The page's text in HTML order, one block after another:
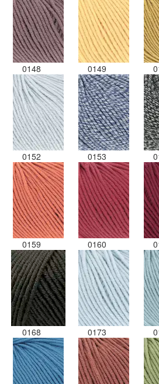
0148 0149
0152 0153
0159 0160
0168 0173